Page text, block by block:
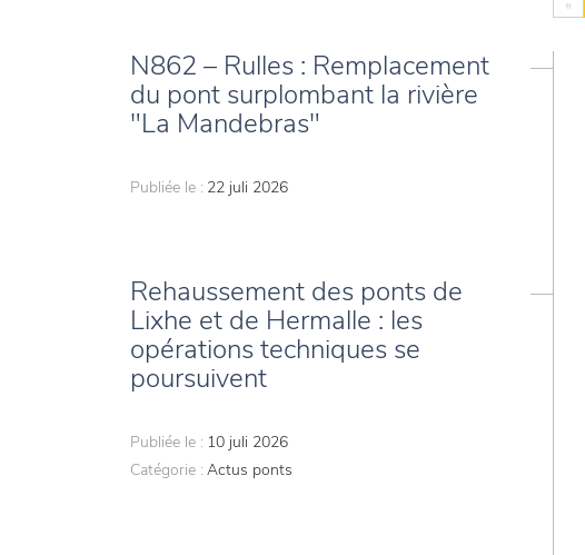
«
N862 – Rulles : Remplacement
du pont surplombant la rivière
"La Mandebras"
Publiée le : 22 juli 2026
Rehaussement des ponts de
Lixhe et de Hermalle : les
opérations techniques se
poursuivent
Publiée le : 10 juli 2026
Catégorie : Actus ponts